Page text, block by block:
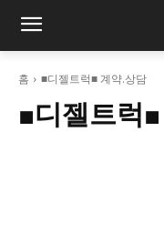
홈 ■디젤트럭■ 계약.상담
■디젤트럭